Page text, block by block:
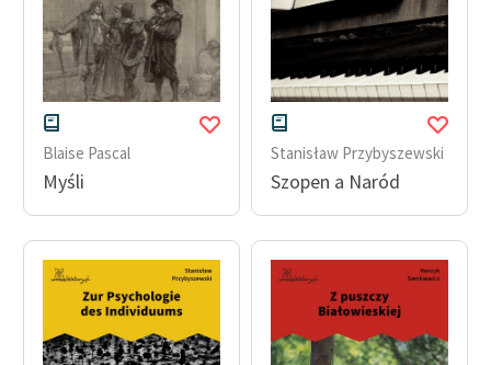
Blaise Pascal
Myśli
Stanisław Przybyszewski
Szopen a Naród